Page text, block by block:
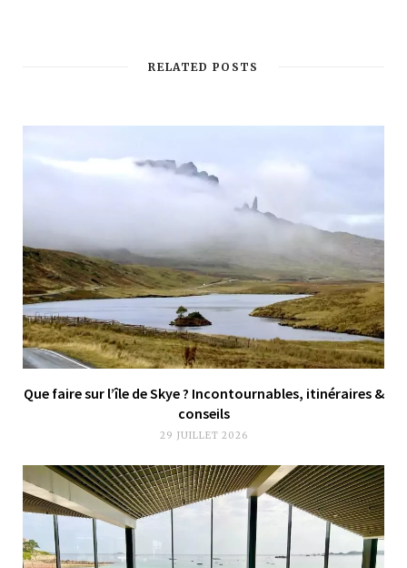
RELATED POSTS
Que faire sur l’île de Skye ? Incontournables, itinéraires &
conseils
29 JUILLET 2026